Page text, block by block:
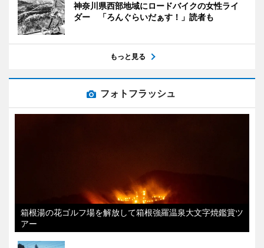
神奈川県西部地域にロードバイクの女性ライ
ダー 「ろんぐらいだぁす！」読者も
もっと見る
フォトフラッシュ
箱根湯の花ゴルフ場を解放して箱根強羅温泉大文字焼鑑賞ツ
アー